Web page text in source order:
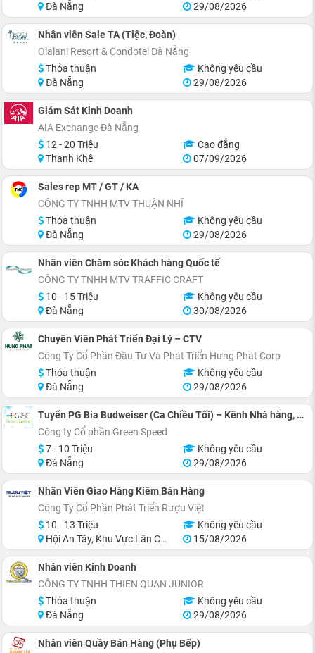
Đà Nẵng
29/08/2026
Nhân viên Sale TA (Tiệc, Đoàn)
Olalani Resort & Condotel Đà Nẵng
Thỏa thuận
Không yêu cầu
Đà Nẵng
29/08/2026
Giám Sát Kinh Doanh
AIA Exchange Đà Nẵng
12 - 20 Triệu
Cao đẳng
Thanh Khê
07/09/2026
Sales rep MT / GT / KA
CÔNG TY TNHH MTV THUẬN NHĨ
Thỏa thuận
Không yêu cầu
Đà Nẵng
29/08/2026
Nhân viên Chăm sóc Khách hàng Quốc tế
CÔNG TY TNHH MTV TRAFFIC CRAFT
10 - 15 Triệu
Không yêu cầu
Đà Nẵng
30/08/2026
Chuyên Viên Phát Triển Đại Lý – CTV
Công Ty Cổ Phần Đầu Tư Và Phát Triển Hưng Phát Corp
Thỏa thuận
Không yêu cầu
Đà Nẵng
29/08/2026
Tuyển PG Bia Budweiser (Ca Chiều Tối) – Kênh Nhà hàng, Quán Ăn
Công ty Cổ phần Green Speed
7 - 10 Triệu
Không yêu cầu
Đà Nẵng
29/08/2026
Nhân Viên Giao Hàng Kiêm Bán Hàng
Công Ty Cổ Phần Phát Triển Rượu Việt
10 - 13 Triệu
Không yêu cầu
Hội An Tây, Khu Vực Lân Cận Đà Nẵng
15/08/2026
Nhân viên Kinh Doanh
CÔNG TY TNHH THIEN QUAN JUNIOR
Thỏa thuận
Không yêu cầu
Đà Nẵng
29/08/2026
Nhân viên Quầy Bán Hàng (Phụ Bếp)